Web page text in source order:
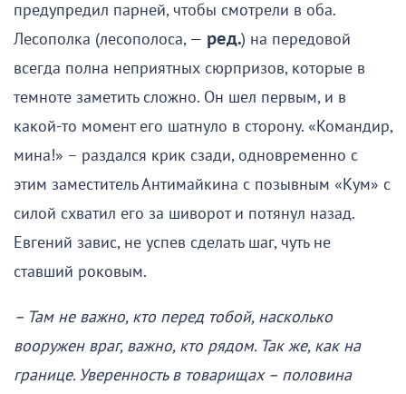
предупредил парней, чтобы смотрели в оба.
Лесополка (лесополоса, — ред.) на передовой
всегда полна неприятных сюрпризов, которые в
темноте заметить сложно. Он шел первым, и в
какой-то момент его шатнуло в сторону. «Командир,
мина!» – раздался крик сзади, одновременно с
этим заместитель Антимайкина с позывным «Кум» с
силой схватил его за шиворот и потянул назад.
Евгений завис, не успев сделать шаг, чуть не
ставший роковым.
– Там не важно, кто перед тобой, насколько
вооружен враг, важно, кто рядом. Так же, как на
границе. Уверенность в товарищах – половина